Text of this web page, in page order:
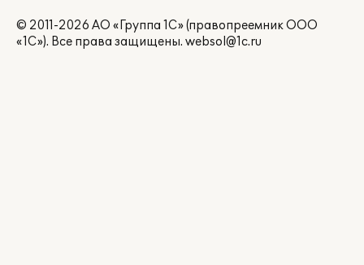
© 2011-2026 АО «Группа 1С» (правопреемник ООО
«1С»). Все права защищены. websol@1c.ru